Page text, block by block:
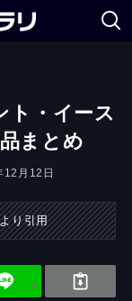
ト・イース
まとめ
月12日
り引用